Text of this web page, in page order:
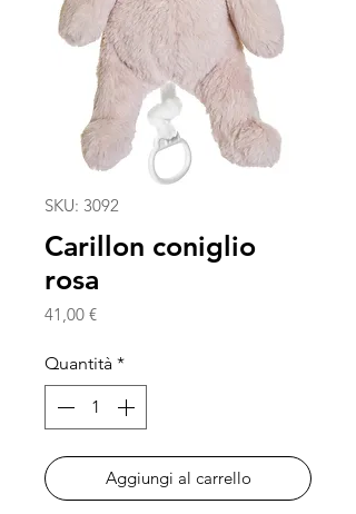
SKU: 3092
Carillon coniglio
rosa
41,00 €Prezzo
Quantità *
Aggiungi al carrello